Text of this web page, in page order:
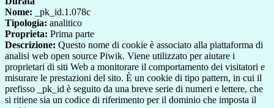
Nome: _pk_id.1.078c
Tipologia: analitico
Proprieta: Prima parte
Descrizione: Questo nome di cookie è associato alla piattaforma di
analisi web open source Piwik. Viene utilizzato per aiutare i
proprietari di siti Web a monitorare il comportamento dei visitatori e
misurare le prestazioni del sito. È un cookie di tipo pattern, in cui il
prefisso _pk_id è seguito da una breve serie di numeri e lettere, che
si ritiene sia un codice di riferimento per il dominio che imposta il